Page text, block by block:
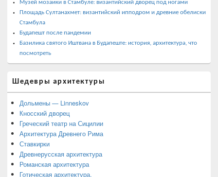
Музей мозаики в Стамбуле: византийский дворец под ногами
Площадь Султанахмет: византийский ипподром и древние обелиски
Стамбула
Будапешт после пандемии
Базилика святого Иштвана в Будапеште: история, архитектура, что
посмотреть
Шедевры архитектуры
Дольмены — Linneskov
Кносский дворец
Греческий театр на Сицилии
Архитектура Древнего Рима
Ставкирки
Древнерусская архитектура
Романская архитектура
Готическая архитектура.